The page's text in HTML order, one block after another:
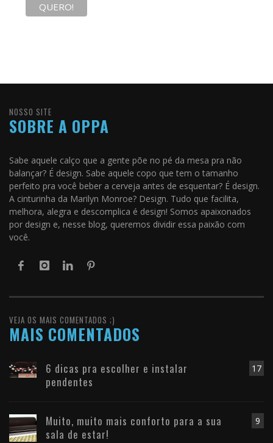
NOSSO SITE
SOBRE A OPPA
Sabe aquele calço que a gente põe no pé da mesa pra não
balançar? É design. Sabe aquele copo que tem o tamanho
perfeito pra você beber a cerveja antes de esquentar? É design.
A cinturinha da Marilyn Monroe? Design. Tudo que facilita,
melhora, alegra e descomplica é design! Somos apaixonados
por design e, nesse blog, queremos dividir essa paixão com
você.
VEJA OS MAIS COMENTADOS ;)
MAIS COMENTADOS
17
6 dicas pra escolher e instalar
pendentes
9
Muito, muito mais conforto para a sua
sala de estar!